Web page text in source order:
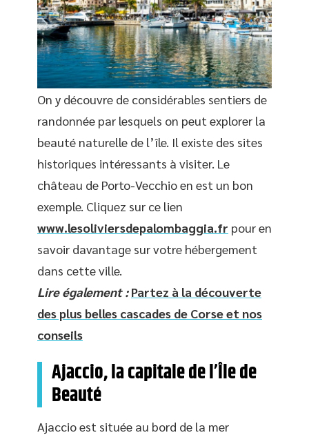
On y découvre de considérables sentiers de
randonnée par lesquels on peut explorer la
beauté naturelle de l’île. Il existe des sites
historiques intéressants à visiter. Le
château de Porto-Vecchio en est un bon
exemple. Cliquez sur ce lien
www.lesoliviersdepalombaggia.fr pour en
savoir davantage sur votre hébergement
dans cette ville.
Lire également : Partez à la découverte
des plus belles cascades de Corse et nos
conseils
Ajaccio, la capitale de l’Île de
Beauté
Ajaccio est située au bord de la mer